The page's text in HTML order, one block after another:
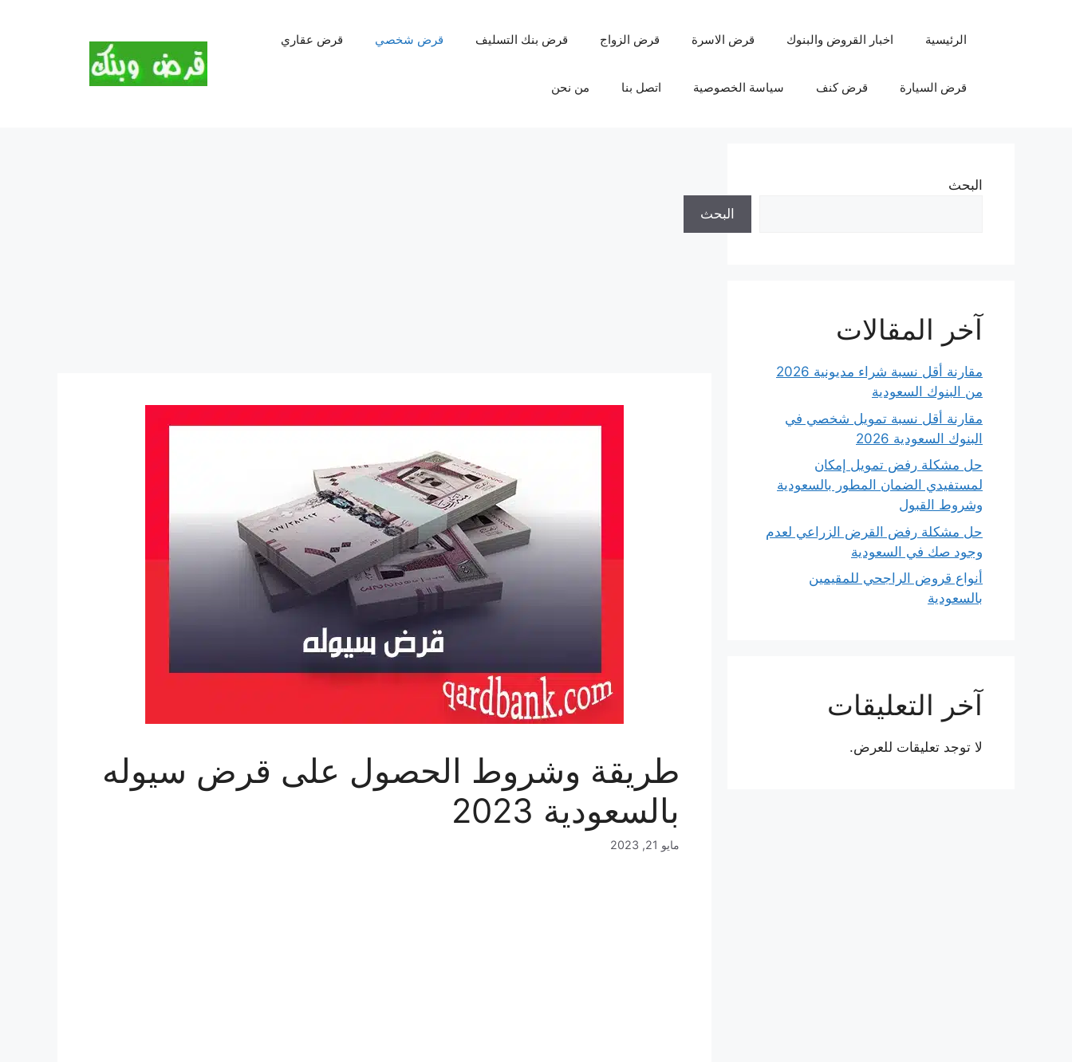
الرئيسية اخبار القروض والبنوك قرض الاسرة قرض الزواج قرض بنك التسليف قرض شخصي قرض عقاري
قرض السيارة قرض كنف سياسة الخصوصية اتصل بنا من نحن
طريقة وشروط الحصول على قرض سيوله
بالسعودية 2023
مايو 21, 2023
البحث
البحث
آخر المقالات
مقارنة أقل نسبة شراء مديونية 2026
من البنوك السعودية
مقارنة أقل نسبة تمويل شخصي في
البنوك السعودية 2026
حل مشكلة رفض تمويل إمكان
لمستفيدي الضمان المطور بالسعودية
وشروط القبول
حل مشكلة رفض القرض الزراعي لعدم
وجود صك في السعودية
أنواع قروض الراجحي للمقيمين
بالسعودية
آخر التعليقات
لا توجد تعليقات للعرض.